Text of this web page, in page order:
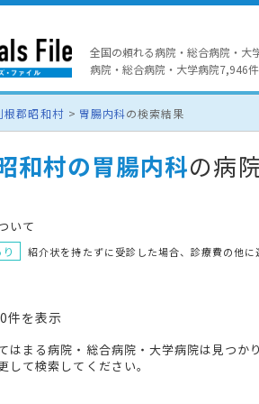
全国の頼れる病院・総合病院・大
病院・総合病院・大学病院7,946
根郡昭和村 胃腸内科の検索結果
和村の胃腸内科の病
いて
紹介状を持たずに受診した場合、診療費の他に
件を表示
はまる病院・総合病院・大学病院は見つか
して検索してください。